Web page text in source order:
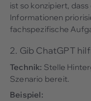
ist so konzipiert,
Informationen
fachspezifische
2. Gib ChatGPT
Technik: Stelle
Szenario bereit.
Beispiel: